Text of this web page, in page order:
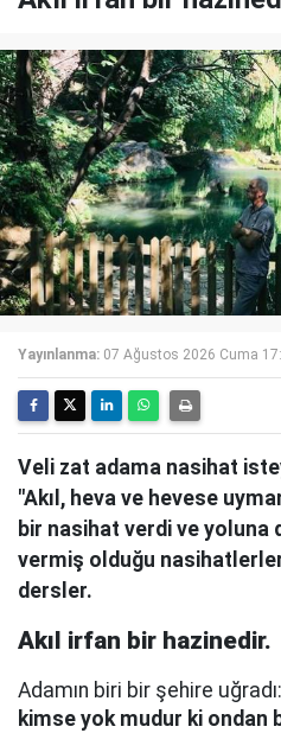
Yayınlanma: 07 Ağustos 2026 Cuma
Veli zat adama nasihat
"Akıl, heva ve hevese
bir nasihat verdi ve yoluna
vermiş olduğu
dersler.
Akıl irfan bir hazinedir.
Adamın biri bir şehire
kimse yok mudur ki ondan